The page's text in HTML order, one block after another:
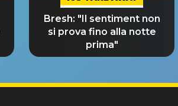
Bresh: "Il sentiment non
si prova fino alla notte
prima"